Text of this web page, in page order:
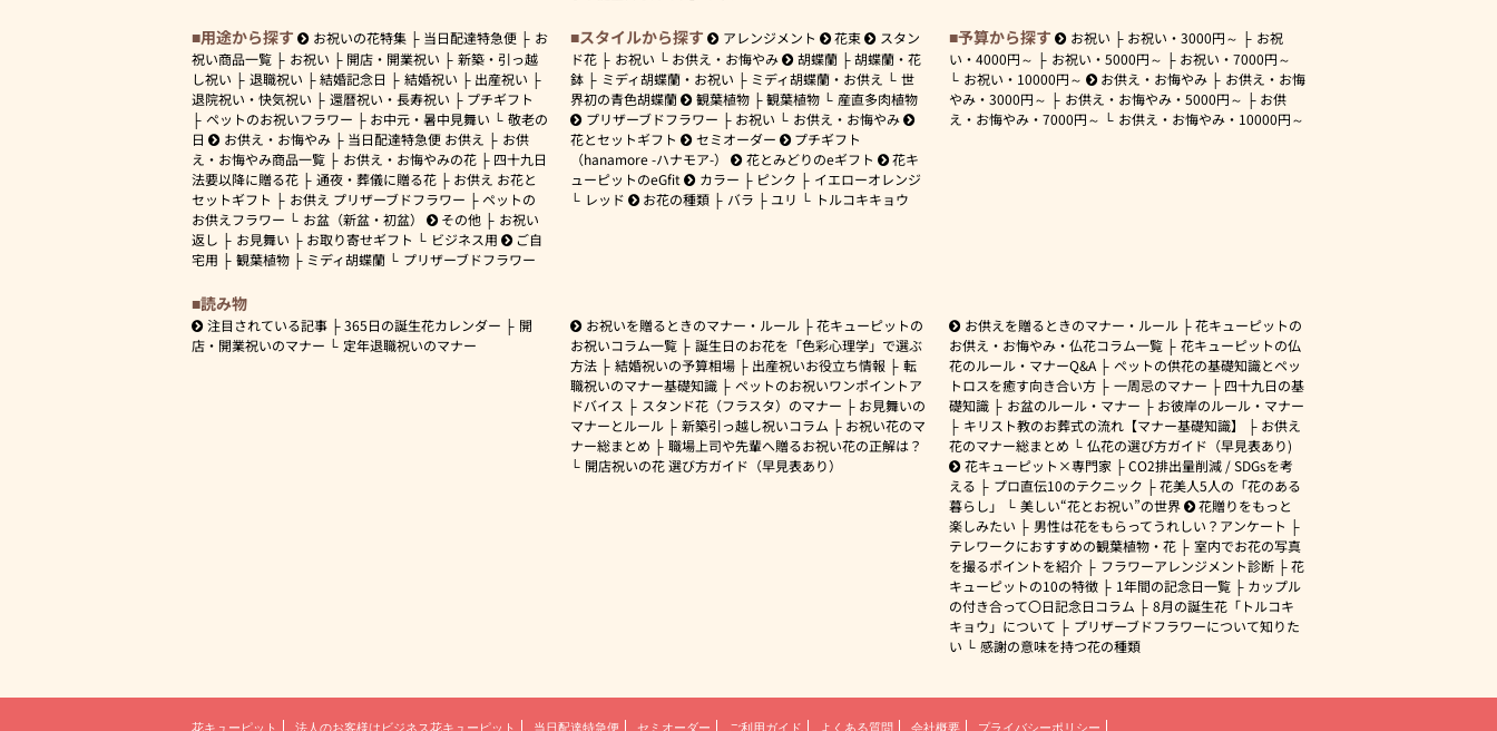
用途から探す お祝いの花特集 当日配達特急便
お
祝い商品一覧
お祝い 開店・開業祝い
新築・引っ越
し祝い
退職祝い 結婚記念日 結婚祝い
出産祝い
退院祝い・快気祝い
還暦祝い・長寿祝い
プチギフト
ペットのお祝いフラワー
お中元・暑中見舞い
敬老の
日
お供え・お悔やみ 当日配達特急便 お供え
お供
え・お悔やみ商品一覧
お供え・お悔やみの花
四十九日
法要以降に贈る花
通夜・葬儀に贈る花
お供え お花と
セットギフト
お供え プリザーブドフラワー
ペットの
お供えフラワー
お盆（新盆・初盆） その他
お祝い
返し
お見舞い お取り寄せギフト ビジネス用
ご自
宅用
観葉植物 ミディ胡蝶蘭 プリザーブドフラワー
スタイルから探す アレンジメント 花束
スタン
ド花
お祝い お供え・お悔やみ 胡蝶蘭
胡蝶蘭・花
鉢
ミディ胡蝶蘭・お祝い ミディ胡蝶蘭・お供え
世
界初の青色胡蝶蘭
観葉植物 観葉植物
産直多肉植物
プリザーブドフラワー
お祝い
お供え・お悔やみ
花とセットギフト
セミオーダー
プチギフト
（hanamore -ハナモア-）
花とみどりのeギフト
花キ
ューピットのeGfit
カラー ピンク
イエローオレンジ
レッド
お花の種類 バラ ユリ トルコキキョウ
予算から探す お祝い お祝い・3000円～
お祝
い・ 4000円～ お祝い・ 5000円～ お祝い・7000円～
お祝い・ 10000円～ お供え・お悔やみ
お供え・お悔
やみ・ 3000円～ お供え・お悔やみ・ 5000円～
お供
え・お悔やみ・ 7000円～ お供え・お悔やみ・ 10000円～
読み物
注目されている記事 365日の誕生花カレンダー
開
店・開業祝いのマナー
定年退職祝いのマナー
お祝いを贈るときのマナー・ルール
花キューピットの
お祝いコラム一覧
誕生日のお花を「色彩心理学」で選ぶ
方法
結婚祝いの予算相場 出産祝いお役立ち情報
転
職祝いのマナー基礎知識
ペットのお祝いワンポイントア
ドバイス
スタンド花（フラスタ）のマナー
お見舞いの
マナーとルール
新築引っ越し祝いコラム
お祝い花のマ
ナー総まとめ
職場上司や先輩へ贈るお祝い花の正解は？
開店祝いの花 選び方ガイド（早見表あり）
お供えを贈るときのマナー・ルール
花キューピットの
お供え・お悔やみ・仏花コラム一覧
花キューピットの仏
花のルール・マナーQ&A
ペットの供花の基礎知識とペッ
トロスを癒す向き合い方
一周忌のマナー
四十九日の基
礎知識
お盆のルール・マナー
お彼岸のルール・マナー
キリスト教のお葬式の流れ【マナー基礎知識】
お供え
花のマナー総まとめ
仏花の選び方ガイド（早見表あり)
花キューピット×専門家
CO2排出量削減 / SDGsを考
える
プロ直伝10のテクニック
花美人5人の「花のある
暮らし」
美しい“花とお祝い”の世界
花贈りをもっと
楽しみたい
男性は花をもらってうれしい？アンケート
テレワークにおすすめの観葉植物・花
室内でお花の写真
を撮るポイントを紹介
フラワーアレンジメント診断
花
キューピットの10の特徴
1年間の記念日一覧
カップル
の付き合って〇日記念日コラム
8月の誕生花「トルコキ
キョウ」について
プリザーブドフラワーについて知りた
い
感謝の意味を持つ花の種類
花キューピット 法人のお客様は ビジネス花キューピット 当日配達特急便 セミオーダー ご利用ガイド よくある質問 会社概要 プライバシーポリシー